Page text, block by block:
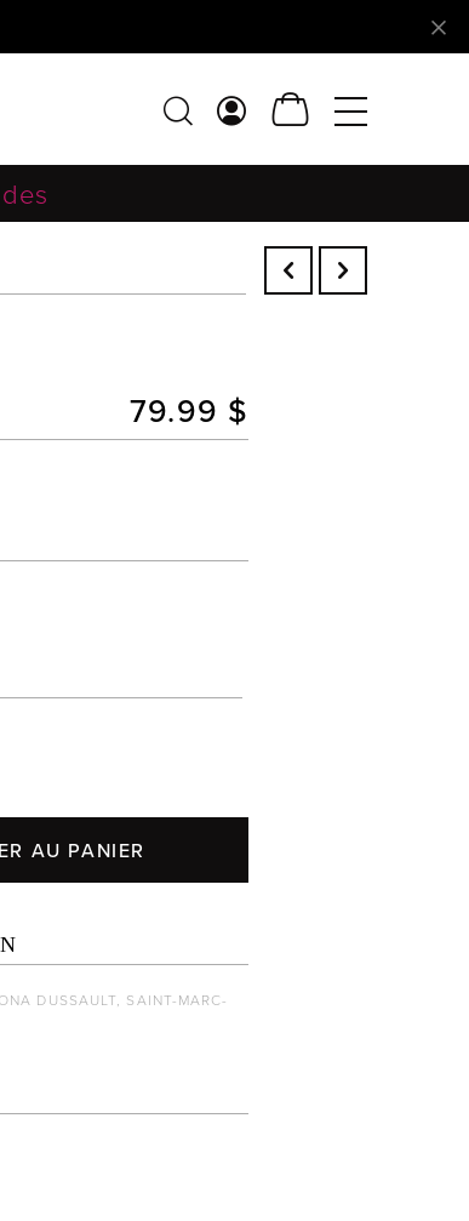
79.99 $
AU PANIER
DUSSAULT, SAINT-MARC-